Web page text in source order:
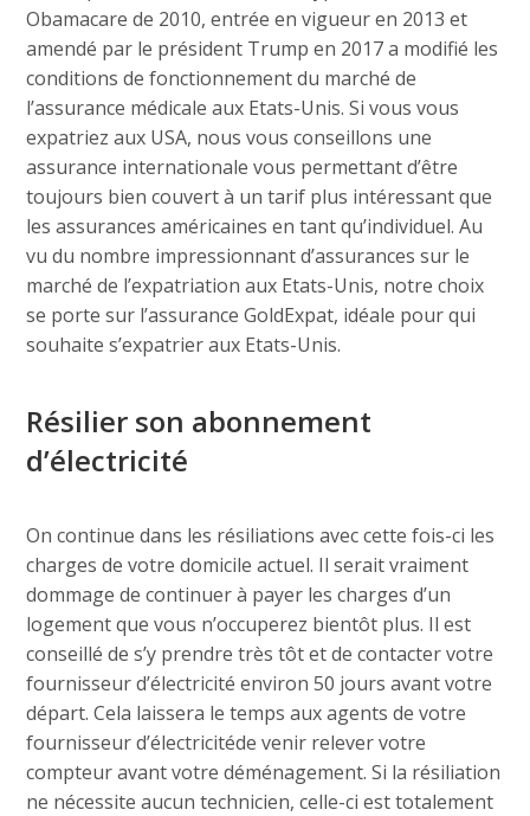
Obamacare de 2010, entrée en vigueur en 2013 et
amendé par le président Trump en 2017 a modifié les
conditions de fonctionnement du marché de
l’assurance médicale aux Etats-Unis. Si vous vous
expatriez aux USA, nous vous conseillons une
assurance internationale vous permettant d’être
toujours bien couvert à un tarif plus intéressant que
les assurances américaines en tant qu’individuel. Au
vu du nombre impressionnant d’assurances sur le
marché de l’expatriation aux Etats-Unis, notre choix
se porte sur l’assurance GoldExpat, idéale pour qui
souhaite s’expatrier aux Etats-Unis.
Résilier son abonnement
d’électricité
On continue dans les résiliations avec cette fois-ci les
charges de votre domicile actuel. Il serait vraiment
dommage de continuer à payer les charges d’un
logement que vous n’occuperez bientôt plus. Il est
conseillé de s’y prendre très tôt et de contacter votre
fournisseur d’électricité environ 50 jours avant votre
départ. Cela laissera le temps aux agents de votre
fournisseur d’électricitéde venir relever votre
compteur avant votre déménagement. Si la résiliation
ne nécessite aucun technicien, celle-ci est totalement